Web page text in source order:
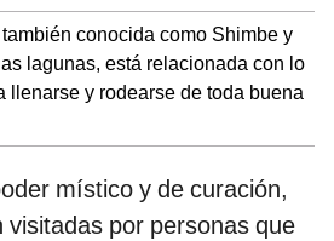
también conocida como Shimbe y
lagunas, está relacionada con lo
llenarse y rodearse de toda buena
místico y de curación,
visitadas por personas que